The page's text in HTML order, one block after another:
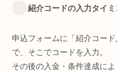
紹介コードの入力タイ
申込フォームに「紹介コー
で、そこでコードを入力。
その後の入金・条件達成に